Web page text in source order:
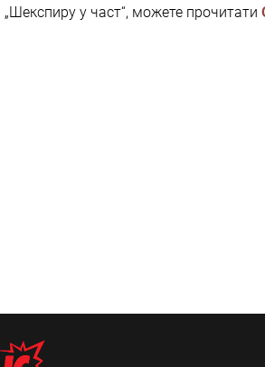
у част“, можете прочитати